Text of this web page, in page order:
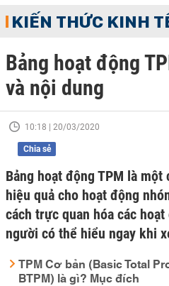
KIẾN THỨC KINH
Bảng hoạt động
và nội dung
10:18 | 20/03/2020
Chia sẻ
Bảng hoạt động TPM là
hiệu quả cho hoạt động
cách trực quan hóa các
người có thể hiểu ngay khi
TPM Cơ bản (Basic Total
BTPM) là gì? Mục đích